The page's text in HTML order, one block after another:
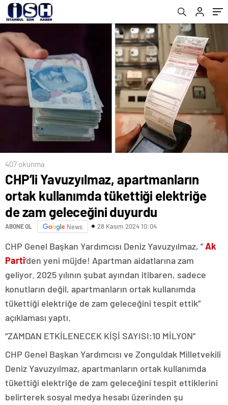
geleceğini duyurdu
407 okunma
CHP’li Yavuzyılmaz, apartmanların
ortak kullanımda tükettiği elektriğe
de zam geleceğini duyurdu
ABONE OL News 28 Kasım 2024 10:04
CHP Genel Başkan Yardımcısı Deniz Yavuzyılmaz, ”Ak
Parti‘den yeni müjde! Apartman aidatlarına zam
geliyor. 2025 yılının şubat ayından itibaren, sadece
konutların değil, apartmanların ortak kullanımda
tükettiği elektriğe de zam geleceğini tespit ettik”
açıklaması yaptı.
“ZAMDAN ETKİLENECEK KİŞİ SAYISI:10 MİLYON”
CHP Genel Başkan Yardımcısı ve Zonguldak Milletvekili
Deniz Yavuzyılmaz, apartmanların ortak kullanımda
tükettiği elektriğe de zam geleceğini tespit ettiklerini
belirterek sosyal medya hesabı üzerinden şu